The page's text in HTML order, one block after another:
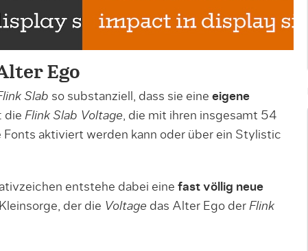
Ego
Slab so substanziell, dass sie eine eigene
die Flink Slab Voltage, die mit ihren insgesamt 54
aktiviert werden kann oder über ein Stylistic
entstehe dabei eine fast völlig neue
der die Voltage das Alter Ego der Flink